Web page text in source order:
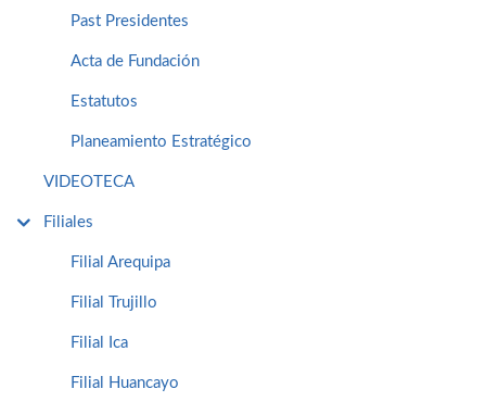
Past Presidentes
Acta de Fundación
Estatutos
Planeamiento Estratégico
VIDEOTECA
Filiales
Filial Arequipa
Filial Trujillo
Filial Ica
Filial Huancayo